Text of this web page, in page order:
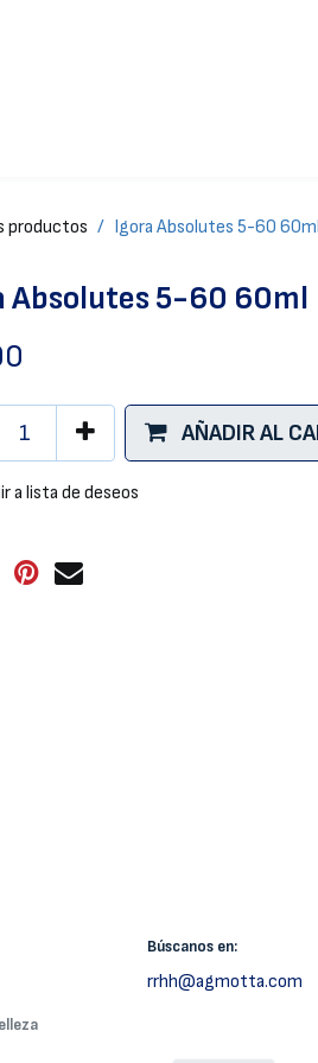
productos Igora Absolutes 5-60 60ml
Absolutes 5-60 60ml
AÑADIR AL
a lista de deseos
Búscanos en:
rrhh@agmotta.com